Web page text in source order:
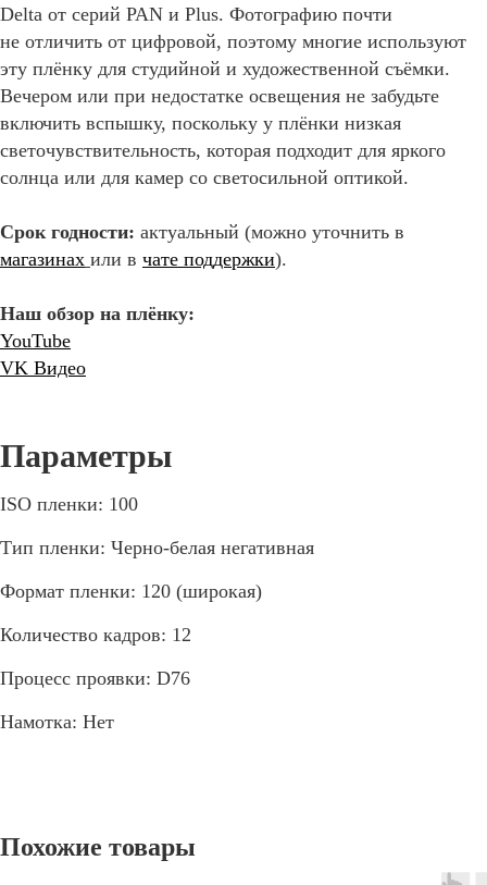
Delta от серий PAN и Plus. Фотографию почти
не отличить от цифровой, поэтому многие используют
эту плёнку для студийной и художественной съёмки.
Вечером или при недостатке освещения не забудьте
включить вспышку, поскольку у плёнки низкая
светочувствительность, которая подходит для яркого
солнца или для камер со светосильной оптикой.
Срок годности: актуальный (можно уточнить в
магазинах или в чате поддержки).
Наш обзор на плёнку:
YouTube
VK Видео
ISO пленки: 100
Тип пленки: Черно-белая негативная
Формат пленки: 120 (широкая)
Количество кадров: 12
Процесс проявки: D76
Намотка: Нет
Похожие товары